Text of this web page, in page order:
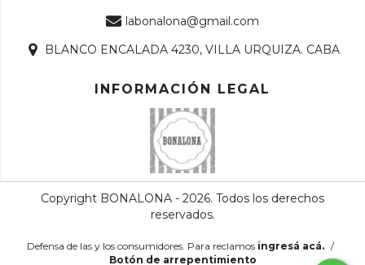
labonalona@gmail.com
BLANCO ENCALADA 4230, VILLA URQUIZA. CABA
INFORMACIÓN LEGAL
Copyright BONALONA - 2026. Todos los derechos
reservados.
Defensa de las y los consumidores. Para reclamos ingresá acá. /
Botón de arrepentimiento